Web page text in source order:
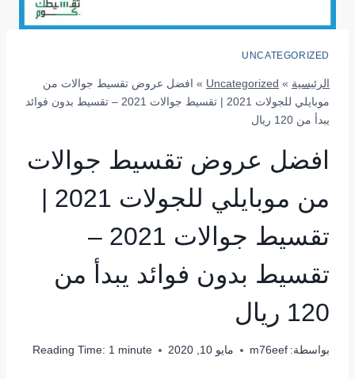
UNCATEGORIZED
الرئيسية »
Uncategorized
» افضل عروض تقسيط جوالات من
موبايلي للجولات 2021 | تقسيط جوالات 2021 – تقسيط بدون فوائد
يبدأ من 120 ريال
افضل عروض تقسيط جوالات
من موبايلي للجولات 2021 |
تقسيط جوالات 2021 –
تقسيط بدون فوائد يبدأ من
120 ريال
بواسطة: m76eef مايو 10, 2020 Reading Time: 1 minute